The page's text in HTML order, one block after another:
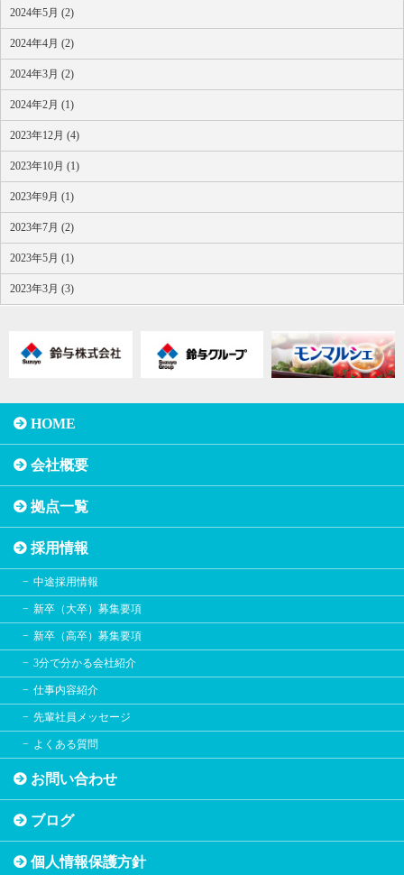
2024年5月 (2)
2024年4月 (2)
2024年3月 (2)
2024年2月 (1)
2023年12月 (4)
2023年10月 (1)
2023年9月 (1)
2023年7月 (2)
2023年5月 (1)
2023年3月 (3)
HOME
会社概要
拠点一覧
採用情報
中途採用情報
新卒（大卒）募集要項
新卒（高卒）募集要項
3分で分かる会社紹介
仕事内容紹介
先輩社員メッセージ
よくある質問
お問い合わせ
ブログ
個人情報保護方針